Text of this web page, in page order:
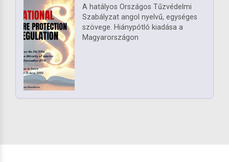
A hatályos Országos Tűzvédelmi
Szabályzat angol nyelvű, egységes
szövege. Hiánypótló kiadása a
Magyarországon